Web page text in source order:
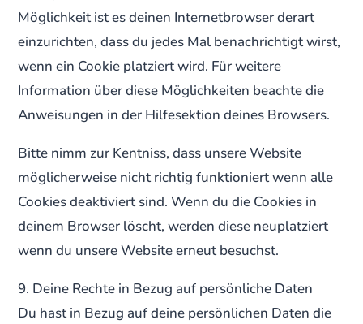
Möglichkeit ist es deinen Internetbrowser derart
einzurichten, dass du jedes Mal benachrichtigt wirst,
wenn ein Cookie platziert wird. Für weitere
Information über diese Möglichkeiten beachte die
Anweisungen in der Hilfesektion deines Browsers.
Bitte nimm zur Kentniss, dass unsere Website
möglicherweise nicht richtig funktioniert wenn alle
Cookies deaktiviert sind. Wenn du die Cookies in
deinem Browser löscht, werden diese neuplatziert
wenn du unsere Website erneut besuchst.
9. Deine Rechte in Bezug auf persönliche Daten
Du hast in Bezug auf deine persönlichen Daten die